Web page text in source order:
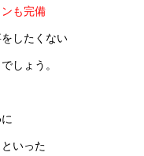
も完備
したくない
しょう。
いった